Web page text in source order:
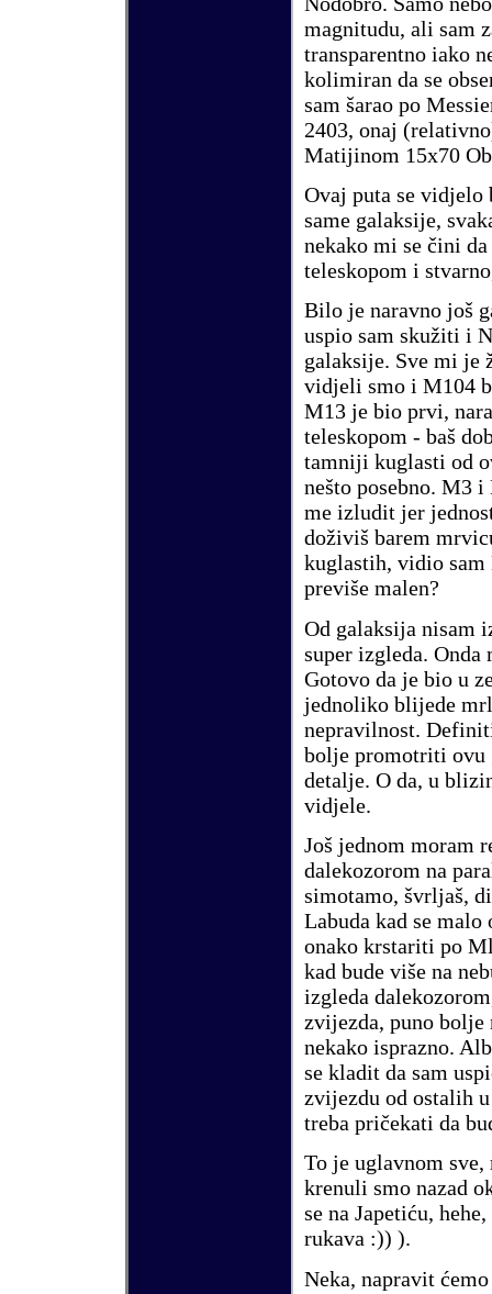
magnitudu, ali sam
transparentno iako
kolimiran da se
sam šarao po
2403, onaj
Matijinom 15x70
Ovaj puta se
same galaksije,
nekako mi se čini da
teleskopom i
Bilo je naravno još
uspio sam skužiti i
galaksije. Sve mi je
vidjeli smo i M104
M13 je bio prvi,
teleskopom - baš
tamniji kuglasti od
nešto posebno. M3 i
me izludit jer
doživiš barem
kuglastih, vidio sam
previše malen?
Od galaksija nisam
super izgleda.
Gotovo da je bio u
jednoliko blijede
nepravilnost.
bolje promotriti ovu
detalje. O da, u
vidjele.
Još jednom moram
dalekozorom na
simotamo, švrljaš,
Labuda kad se malo
onako krstariti po
kad bude više na
izgleda
zvijezda, puno bolje
nekako isprazno.
se kladit da sam
zvijezdu od ostalih
treba pričekati da
To je uglavnom sve,
krenuli smo nazad
se na Japetiću,
rukava :)) ).
Neka, napravit ć